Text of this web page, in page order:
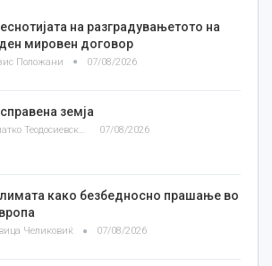
на разградувањетото на
мировен договор
Положани 07/08/2026
земја
Златко Теодосиевски 07/08/2026
како безбедносно прашање во
Челиковиќ 07/08/2026